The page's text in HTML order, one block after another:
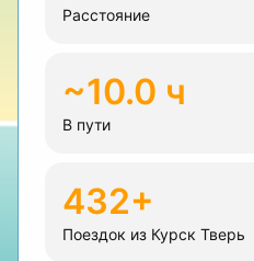
Расстояние
~10.0 ч
В пути
432+
Поездок из Курск Тверь